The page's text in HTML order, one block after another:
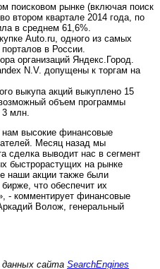
поисковом рынке (включая поиск
втором квартале 2014 года, по
в среднем 61,6%.
Auto.ru, одного из самых
в России.
организаций Яндекс.Город.
N.V. допущены к торгам на
выкупа акций выкуплено 15
объем программы
млн.
нам высокие финансовые
Месяц назад мы
сделка выводит нас в сегмент
быстрорастущих на рынке
наши акции также были
что обеспечит их
- комментирует финансовые
Волож, генеральный
данных сайта SearchEngines